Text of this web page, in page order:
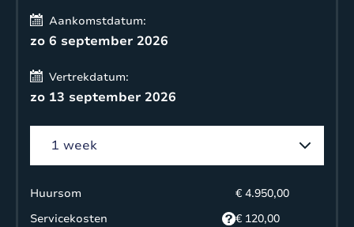
Aankomstdatum:
zo 6 september 2026
Vertrekdatum:
zo 13 september 2026
Huursom
€ 4.950,00
Servicekosten
€ 120,00